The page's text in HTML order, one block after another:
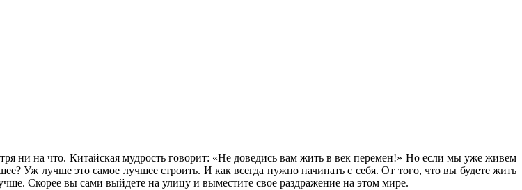
ни на что. Китайская мудрость говорит: «Не доведись вам жить в век перемен!» Но если мы уже живем
Уж лучше это самое лучшее строить. И как всегда нужно начинать с себя. От того, что вы будете жить
Скорее вы сами выйдете на улицу и выместите свое раздражение на этом мире.